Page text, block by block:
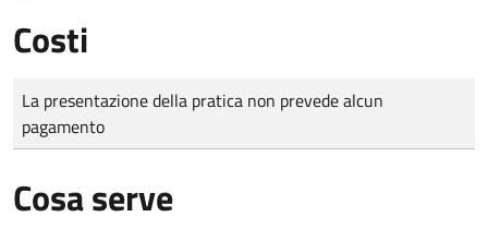
Costi
Tipo di pagamento
Importo
La presentazione della pratica non prevede alcun
pagamento
Cosa serve